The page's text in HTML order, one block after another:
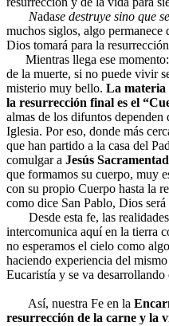
Nadase destruye sino que
muchos siglos, algo permanece
Dios tomará para la
Mientras llega ese momento:
de la muerte, si no puede vivir
misterio muy bello. La materia
la resurrección final es el
almas de los difuntos
Iglesia. Por eso, donde más
que han partido a la casa del
comulgar a Jesús
que formamos su cuerpo, muy
con su propio Cuerpo hasta la
como dice San Pablo, Dios será
Desde esta fe, las
intercomunica aquí en la tierra
no esperamos el cielo como
haciendo experiencia del
Eucaristía y se va
Así, nuestra Fe en la
resurrección de la carne y la